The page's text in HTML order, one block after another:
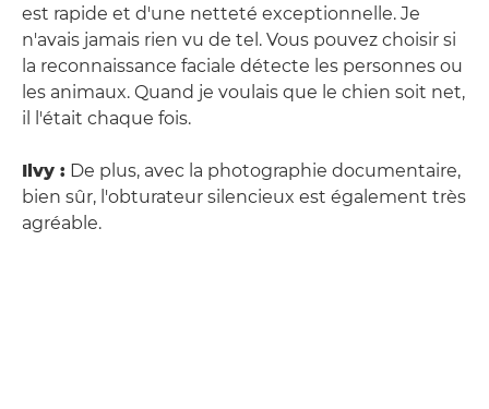
est rapide et d'une netteté exceptionnelle. Je
n'avais jamais rien vu de tel. Vous pouvez choisir si
la reconnaissance faciale détecte les personnes ou
les animaux. Quand je voulais que le chien soit net,
il l'était chaque fois.
Ilvy : De plus, avec la photographie documentaire,
bien sûr, l'obturateur silencieux est également très
agréable.